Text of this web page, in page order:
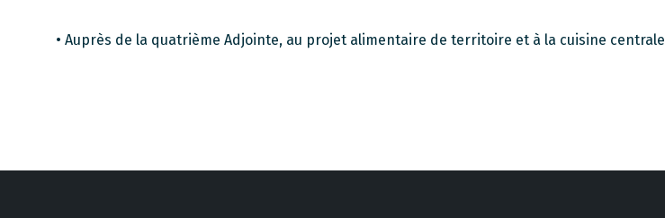
• Auprès de la quatrième Adjointe, au projet alimentaire de territoire et à la cuisine centrale